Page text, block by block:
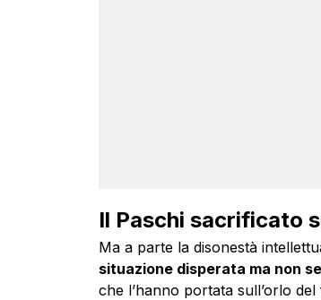
Il Paschi sacrificato
Ma a parte la disonestà
situazione disperata ma non
che l’hanno portata sull’orlo